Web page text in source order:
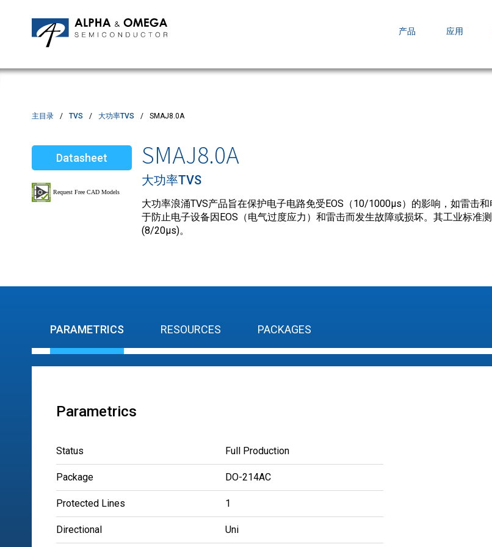
产品 应用
MOSFETs
Motor Control MCU's
TVS
质量与可靠性
客户满意度调查
主目录 TVS 大功率TVS SMAJ8.0A
Datasheet SMAJ8.0A
大功率TVS
大功率浪涌TVS产品旨在保护电子电路免受EOS（10/1000µs）的影响，如雷击
于防止电子设备因EOS（电气过度应力）和雷击而发生故障或损坏。其工业标准
(8/20µs)。
PARAMETRICS RESOURCES PACKAGES
Parametrics
Status Full Production
Package DO-214AC
Protected Lines 1
Directional Uni